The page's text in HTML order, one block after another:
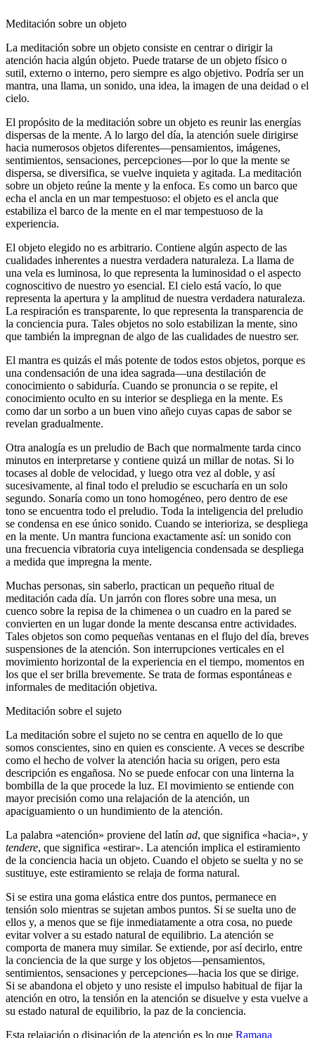
Meditación sobre un objeto
La meditación sobre un objeto consiste en centrar o dirigir la
atención hacia algún objeto. Puede tratarse de un objeto físico o
sutil, externo o interno, pero siempre es algo objetivo. Podría ser un
mantra, una llama, un sonido, una idea, la imagen de una deidad o el
cielo.
El propósito de la meditación sobre un objeto es reunir las energías
dispersas de la mente. A lo largo del día, la atención suele dirigirse
hacia numerosos objetos diferentes—pensamientos, imágenes,
sentimientos, sensaciones, percepciones—por lo que la mente se
dispersa, se diversifica, se vuelve inquieta y agitada. La meditación
sobre un objeto reúne la mente y la enfoca. Es como un barco que
echa el ancla en un mar tempestuoso: el objeto es el ancla que
estabiliza el barco de la mente en el mar tempestuoso de la
experiencia.
El objeto elegido no es arbitrario. Contiene algún aspecto de las
cualidades inherentes a nuestra verdadera naturaleza. La llama de
una vela es luminosa, lo que representa la luminosidad o el aspecto
cognoscitivo de nuestro yo esencial. El cielo está vacío, lo que
representa la apertura y la amplitud de nuestra verdadera naturaleza.
La respiración es transparente, lo que representa la transparencia de
la conciencia pura. Tales objetos no solo estabilizan la mente, sino
que también la impregnan de algo de las cualidades de nuestro ser.
El mantra es quizás el más potente de todos estos objetos, porque es
una condensación de una idea sagrada—una destilación de
conocimiento o sabiduría. Cuando se pronuncia o se repite, el
conocimiento oculto en su interior se despliega en la mente. Es
como dar un sorbo a un buen vino añejo cuyas capas de sabor se
revelan gradualmente.
Otra analogía es un preludio de Bach que normalmente tarda cinco
minutos en interpretarse y contiene quizá un millar de notas. Si lo
tocases al doble de velocidad, y luego otra vez al doble, y así
sucesivamente, al final todo el preludio se escucharía en un solo
segundo. Sonaría como un tono homogéneo, pero dentro de ese
tono se encuentra todo el preludio. Toda la inteligencia del preludio
se condensa en ese único sonido. Cuando se interioriza, se despliega
en la mente. Un mantra funciona exactamente así: un sonido con
una frecuencia vibratoria cuya inteligencia condensada se despliega
a medida que impregna la mente.
Muchas personas, sin saberlo, practican un pequeño ritual de
meditación cada día. Un jarrón con flores sobre una mesa, un
cuenco sobre la repisa de la chimenea o un cuadro en la pared se
convierten en un lugar donde la mente descansa entre actividades.
Tales objetos son como pequeñas ventanas en el flujo del día, breves
suspensiones de la atención. Son interrupciones verticales en el
movimiento horizontal de la experiencia en el tiempo, momentos en
los que el ser brilla brevemente. Se trata de formas espontáneas e
informales de meditación objetiva.
Meditación sobre el sujeto
La meditación sobre el sujeto no se centra en aquello de lo que
somos conscientes, sino en quien es consciente. A veces se describe
como el hecho de volver la atención hacia su origen, pero esta
descripción es engañosa. No se puede enfocar con una linterna la
bombilla de la que procede la luz. El movimiento se entiende con
mayor precisión como una relajación de la atención, un
apaciguamiento o un hundimiento de la atención.
La palabra «atención» proviene del latín ad, que significa «hacia», y
tendere, que significa «estirar». La atención implica el estiramiento
de la conciencia hacia un objeto. Cuando el objeto se suelta y no se
sustituye, este estiramiento se relaja de forma natural.
Si se estira una goma elástica entre dos puntos, permanece en
tensión solo mientras se sujetan ambos puntos. Si se suelta uno de
ellos y, a menos que se fije inmediatamente a otra cosa, no puede
evitar volver a su estado natural de equilibrio. La atención se
comporta de manera muy similar. Se extiende, por así decirlo, entre
la conciencia de la que surge y los objetos—pensamientos,
sentimientos, sensaciones y percepciones—hacia los que se dirige.
Si se abandona el objeto y uno resiste el impulso habitual de fijar la
atención en otro, la tensión en la atención se disuelve y esta vuelve a
su estado natural de equilibrio, la paz de la conciencia.
Esta relajación o disipación de la atención es lo que Ramana